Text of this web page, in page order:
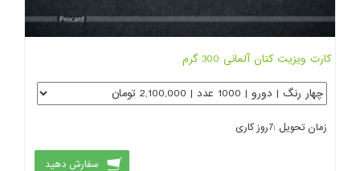
کارت ویزیت کتان آلمانی 300 گرم
زمان تحویل :7روز کاری
سفارش دهید